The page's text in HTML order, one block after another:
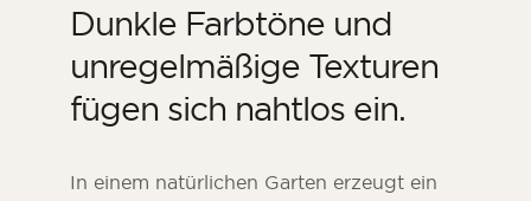
Dunkle Farbtöne und
unregelmäßige Texturen
fügen sich nahtlos ein.
In einem natürlichen Garten erzeugt ein